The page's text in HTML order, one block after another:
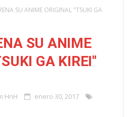
SU ANIME ORIGINAL "TSUKI GA
SU ANIME
GA KIREI"
HnH
enero 30, 2017